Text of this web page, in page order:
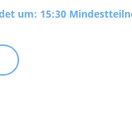
um: 15:30